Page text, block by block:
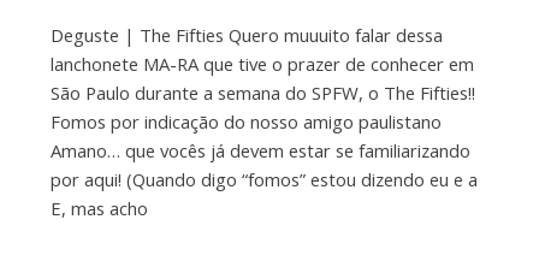
Deguste | The Fifties Quero muuuito falar dessa
lanchonete MA-RA que tive o prazer de conhecer em
São Paulo durante a semana do SPFW, o The Fifties!!
Fomos por indicação do nosso amigo paulistano
Amano… que vocês já devem estar se familiarizando
por aqui! (Quando digo “fomos” estou dizendo eu e a
E, mas acho